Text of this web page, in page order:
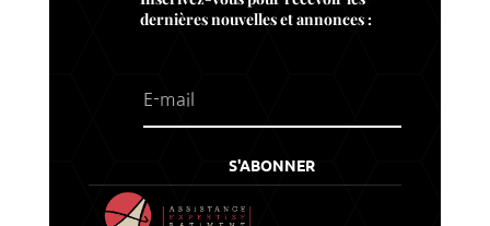
dernières nouvelles et annonces :
S'ABONNER